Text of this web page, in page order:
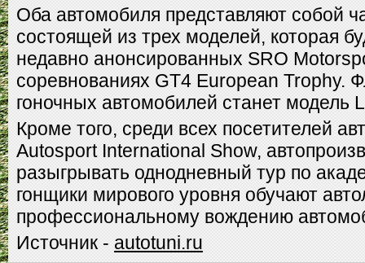
Оба автомобиля представляют собой
состоящей из трех моделей, которая
недавно анонсированных SRO
соревнованиях GT4 European Trophy.
гоночных автомобилей станет модель
Кроме того, среди всех посетителей
Autosport International Show,
разыгрывать однодневный тур по
гонщики мирового уровня обучают
профессиональному вождению
Источник - autotuni.ru